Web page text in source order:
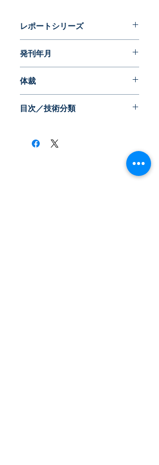
レポートシリーズ
発刊年月
体裁
目次／技術分類
​株式会社ネオテクノロジー